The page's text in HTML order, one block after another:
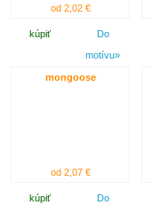
od 2,02 €
kúpiť
Do
motívu»
mongoose
od 2,07 €
kúpiť
Do